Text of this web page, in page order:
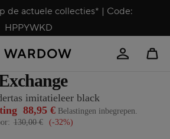
de actuele collecties* | Code:
HPPYWKD
imitatieleer black
88,95 € Belastingen inbegrepen.
130,00 € (-32%)